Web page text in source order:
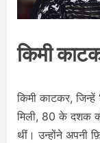
किमी
किमी काटकर, जिन्हें
मिली, 80 के दशक
थीं। उन्होंने अपनी